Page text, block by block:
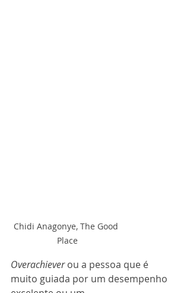
Chidi Anagonye, The Good
Place
Overachiever ou a pessoa que é
muito guiada por um desempenho